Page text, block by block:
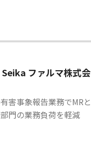
ファルマ株式会
害事象報告業務でMRと
門の業務負荷を軽減